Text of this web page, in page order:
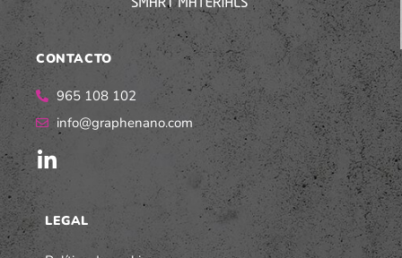
CONTACTO
965 108 102
info@graphenano.com
LEGAL